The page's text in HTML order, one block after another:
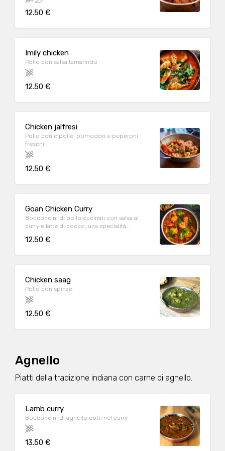
12.50 €
Imily chicken
Pollo con salsa tamarindo
12.50 €
Chicken jalfresi
Pollo con cipolle, pomodori e peperoni
freschi
12.50 €
Goan Chicken Curry
Bocconcini di pollo cucinati con salsa al
curry e latte di cocco, una specialità
12.50 €
Chicken saag
Pollo con spinaci
12.50 €
Agnello
Piatti della tradizione indiana con carne di agnello.
Lamb curry
Bocconcini di agnello cotti nel curry
13.50 €